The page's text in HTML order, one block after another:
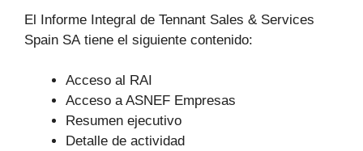
El Informe Integral de Tennant Sales & Services
Spain SA tiene el siguiente contenido:
Acceso al RAI
Acceso a ASNEF Empresas
Resumen ejecutivo
Detalle de actividad